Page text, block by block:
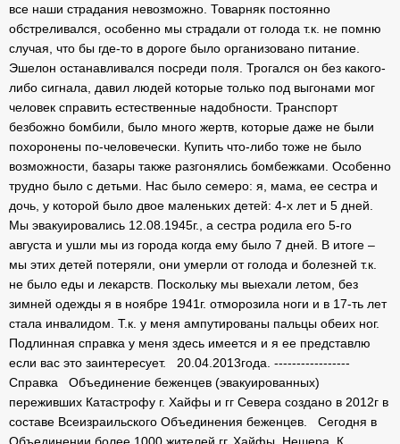
все наши страдания невозможно. Товарняк постоянно
обстреливался, особенно мы страдали от голода т.к. не помню
случая, что бы где-то в дороге было организовано питание.
Эшелон останавливался посреди поля. Трогался он без какого-
либо сигнала, давил людей которые только под выгонами мог
человек справить естественные надобности. Транспорт
безбожно бомбили, было много жертв, которые даже не были
похоронены по-человечески. Купить что-либо тоже не было
возможности, базары также разгонялись бомбежками. Особенно
трудно было с детьми. Нас было семеро: я, мама, ее сестра и
дочь, у которой было двое маленьких детей: 4-х лет и 5 дней.
Мы эвакуировались 12.08.1945г., а сестра родила его 5-го
августа и ушли мы из города когда ему было 7 дней. В итоге –
мы этих детей потеряли, они умерли от голода и болезней т.к.
не было еды и лекарств. Поскольку мы выехали летом, без
зимней одежды я в ноябре 1941г. отморозила ноги и в 17-ть лет
стала инвалидом. Т.к. у меня ампутированы пальцы обеих ног.
Подлинная справка у меня здесь имеется и я ее представлю
если вас это заинтересует. 20.04.2013года. -----------------
Справка Объединение беженцев (эвакуированных)
переживших Катастрофу г. Хайфы и гг Севера создано в 2012г в
составе Всеизраильского Объединения беженцев. Сегодня в